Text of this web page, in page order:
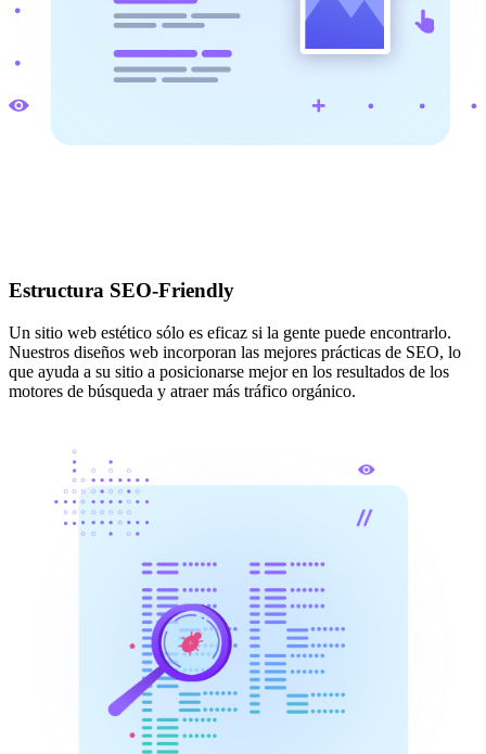
Estructura SEO-Friendly
Un sitio web estético sólo es eficaz si la gente puede encontrarlo.
Nuestros diseños web incorporan las mejores prácticas de SEO, lo
que ayuda a su sitio a posicionarse mejor en los resultados de los
motores de búsqueda y atraer más tráfico orgánico.